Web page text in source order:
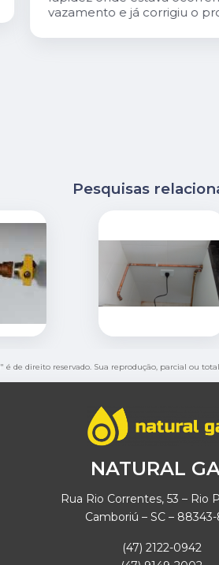
vazamento e já corrigiu o
Pesquisas
" é de direito reservado. Sua reprodução, parcial ou
NATURAL
Rua Rio Correntes, 53 – Rio
Camboriú – SC –
(47) 2122-0942